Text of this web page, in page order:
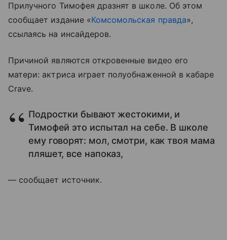
Прилучного Тимофея дразнят в школе. Об этом
сообщает издание «Комсомольская правда»,
ссылаясь на инсайдеров.
Причиной являются откровенные видео его
матери: актриса играет полуобнаженной в кабаре
Crave.
Подростки бывают жестокими, и
Тимофей это испытал на себе. В школе
ему говорят: мол, смотри, как твоя мама
пляшет, все напоказ,
― сообщает источник.